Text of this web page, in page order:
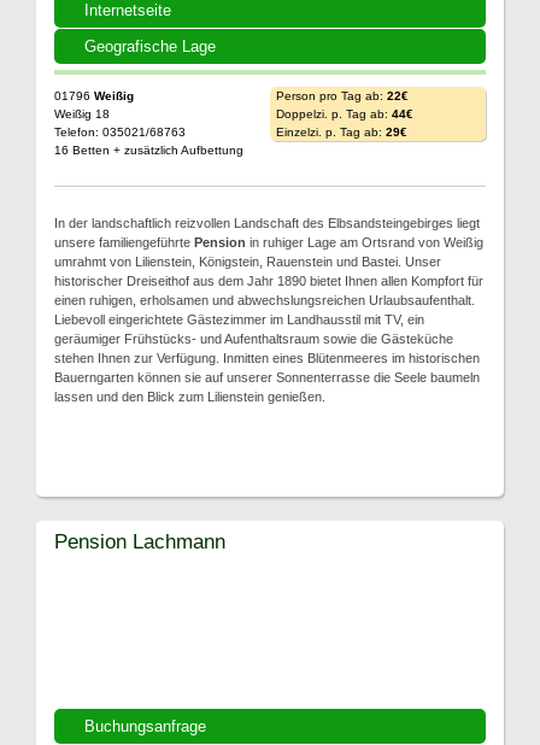
Internetseite
Geografische Lage
01796 Weißig
Weißig 18
Telefon: 035021/68763
16 Betten + zusätzlich Aufbettung
Person pro Tag ab: 22€
Doppelzi. p. Tag ab: 44€
Einzelzi. p. Tag ab: 29€
In der landschaftlich reizvollen Landschaft des Elbsandsteingebirges liegt
unsere familiengeführte Pension in ruhiger Lage am Ortsrand von Weißig
umrahmt von Lilienstein, Königstein, Rauenstein und Bastei. Unser
historischer Dreiseithof aus dem Jahr 1890 bietet Ihnen allen Kompfort für
einen ruhigen, erholsamen und abwechslungsreichen Urlaubsaufenthalt.
Liebevoll eingerichtete Gästezimmer im Landhausstil mit TV, ein
geräumiger Frühstücks- und Aufenthaltsraum sowie die Gästeküche
stehen Ihnen zur Verfügung. Inmitten eines Blütenmeeres im historischen
Bauerngarten können sie auf unserer Sonnenterrasse die Seele baumeln
lassen und den Blick zum Lilienstein genießen.
Buchungsanfrage
Pension Lachmann